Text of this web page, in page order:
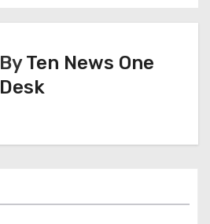
ByTen News One
Desk